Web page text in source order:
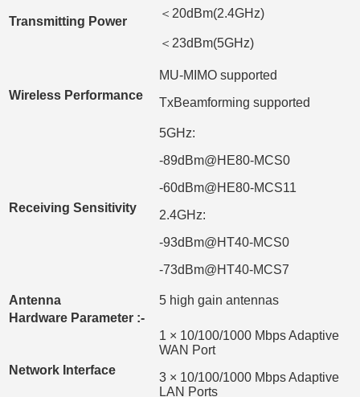
Transmitting Power
＜20dBm(2.4GHz)
＜23dBm(5GHz)
Wireless Performance
MU-MIMO supported
TxBeamforming supported
Receiving Sensitivity
5GHz:
-89dBm@HE80-MCS0
-60dBm@HE80-MCS11
2.4GHz:
-93dBm@HT40-MCS0
-73dBm@HT40-MCS7
Antenna
5 high gain antennas
Hardware Parameter :-
Network Interface
1 × 10/100/1000 Mbps Adaptive
WAN Port
3 × 10/100/1000 Mbps Adaptive
LAN Ports